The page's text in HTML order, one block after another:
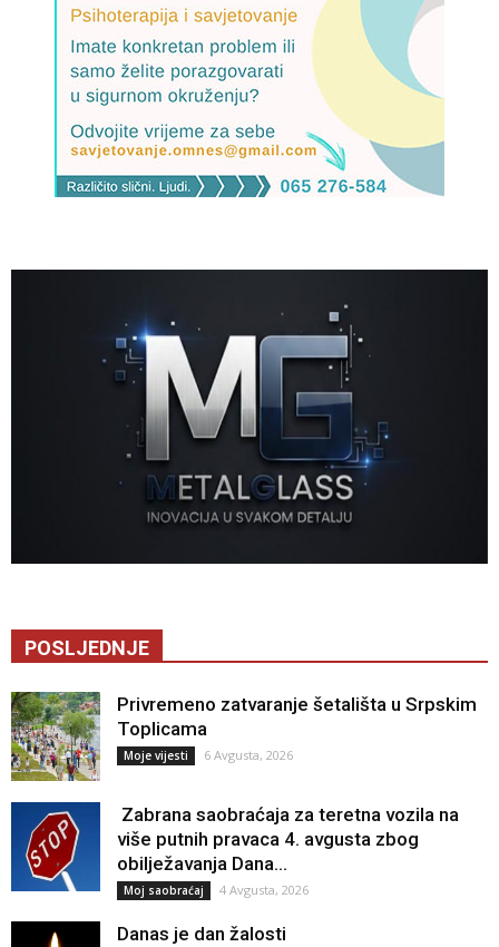
POSLJEDNJE
Privremeno zatvaranje šetališta u Srpskim
Toplicama
Moje vijesti 6 Avgusta, 2026
Zabrana saobraćaja za teretna vozila na
više putnih pravaca 4. avgusta zbog
obilježavanja Dana...
Moj saobraćaj 4 Avgusta, 2026
Danas je dan žalosti